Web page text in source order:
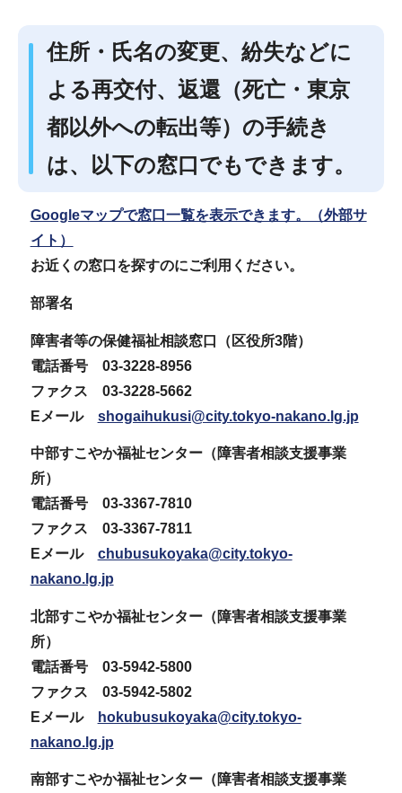
住所・氏名の変更、紛失などに
よる再交付、返還（死亡・東京
都以外への転出等）の手続き
は、以下の窓口でもできます。
Googleマップで窓口一覧を表示できます。（外部サ
イト）
お近くの窓口を探すのにご利用ください。
部署名
障害者等の保健福祉相談窓口（区役所3階）
電話番号 03-3228-8956
ファクス 03-3228-5662
Eメール shogaihukusi@city.tokyo-nakano.lg.jp
中部すこやか福祉センター（障害者相談支援事業
所）
電話番号 03-3367-7810
ファクス 03-3367-7811
Eメール chubusukoyaka@city.tokyo-
nakano.lg.jp
北部すこやか福祉センター（障害者相談支援事業
所）
電話番号 03-5942-5800
ファクス 03-5942-5802
Eメール
hokubusukoyaka@city.tokyo-
nakano.lg.jp
南部すこやか福祉センター（障害者相談支援事業